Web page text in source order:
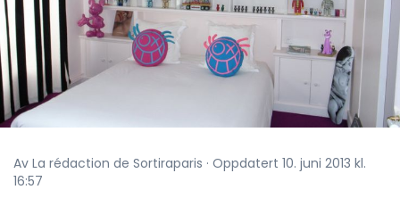
Av La rédaction de Sortiraparis · Oppdatert 10. juni 2013 kl.
16:57